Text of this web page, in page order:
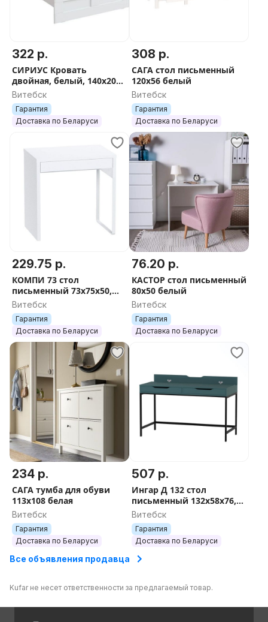
322 р.
СИРИУС Кровать
двойная, белый, 140х200
см
Витебск
Гарантия
Доставка по Беларуси
308 р.
САГА стол письменный
120х56 белый
Витебск
Гарантия
Доставка по Беларуси
229.75 р.
КОМПИ 73 стол
письменный 73х75х50,
белый
Витебск
Гарантия
Доставка по Беларуси
76.20 р.
КАСТОР стол письменный
80х50 белый
Витебск
Гарантия
Доставка по Беларуси
234 р.
САГА тумба для обуви
113х108 белая
Витебск
Гарантия
Доставка по Беларуси
507 р.
Ингар Д 132 стол
письменный 132x58x76,
серо-бирюзовый/черный
Витебск
Гарантия
Доставка по Беларуси
Все объявления продавца
Kufar не несет ответственности за предлагаемый товар.